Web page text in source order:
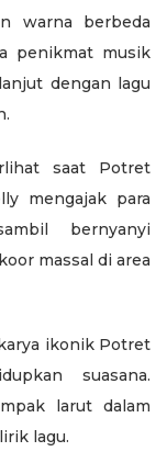
warna berbeda
penikmat musik
dengan lagu
saat Potret
mengajak para
bernyanyi
massal di area
ikonik Potret
suasana.
larut dalam
lagu.